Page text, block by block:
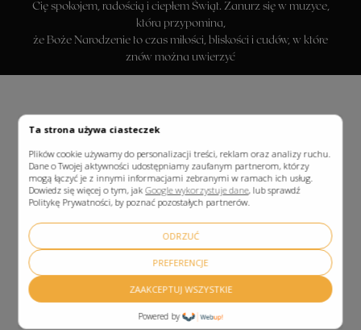
Ta strona używa ciasteczek
Plików cookie używamy do personalizacji treści, reklam oraz analizy ruchu.
Dane o Twojej aktywności udostępniamy zaufanym partnerom, którzy
mogą łączyć je z innymi informacjami zebranymi w ramach ich usług.
Dowiedz się więcej o tym, jakGoogle wykorzystuje dane, lub sprawdź
Politykę Prywatności, by poznać pozostałych partnerów.
ODRZUĆ
PREFERENCJE
ZAAKCEPTUJ WSZYSTKIE
Powered by